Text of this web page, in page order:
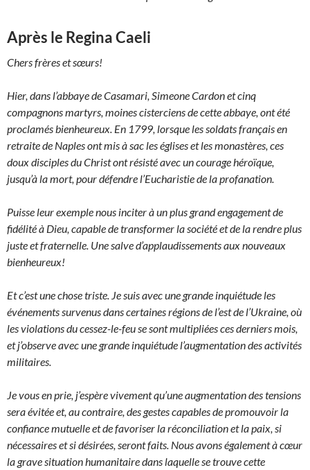
Après le Regina Caeli
Chers frères et sœurs!
Hier, dans l’abbaye de Casamari, Simeone Cardon et cinq
compagnons martyrs, moines cisterciens de cette abbaye, ont été
proclamés bienheureux. En 1799, lorsque les soldats français en
retraite de Naples ont mis à sac les églises et les monastères, ces
doux disciples du Christ ont résisté avec un courage héroïque,
jusqu’à la mort, pour défendre l’Eucharistie de la profanation.
Puisse leur exemple nous inciter à un plus grand engagement de
fidélité à Dieu, capable de transformer la société et de la rendre plus
juste et fraternelle. Une salve d’applaudissements aux nouveaux
bienheureux!
Et c’est une chose triste. Je suis avec une grande inquiétude les
événements survenus dans certaines régions de l’est de l’Ukraine, où
les violations du cessez-le-feu se sont multipliées ces derniers mois,
et j’observe avec une grande inquiétude l’augmentation des activités
militaires.
Je vous en prie, j’espère vivement qu’une augmentation des tensions
sera évitée et, au contraire, des gestes capables de promouvoir la
confiance mutuelle et de favoriser la réconciliation et la paix, si
nécessaires et si désirées, seront faits. Nous avons également à cœur
la grave situation humanitaire dans laquelle se trouve cette